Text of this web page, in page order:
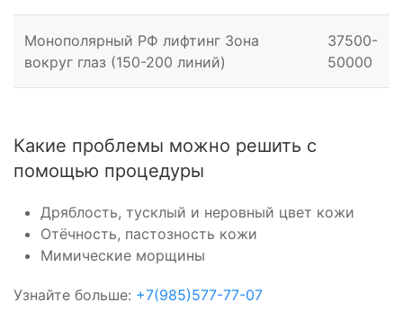
Монополярный РФ лифтинг Зона
вокруг глаз (150-200 линий)
37500-
50000
в соответствии с егоПолитикой
конфиденциальности
Какие проблемы можно решить с
помощью процедуры
Дряблость, тусклый и неровный цвет кожи
Отёчность, пастозность кожи
Мимические морщины
Узнайте больше: +7(985)577-77-07